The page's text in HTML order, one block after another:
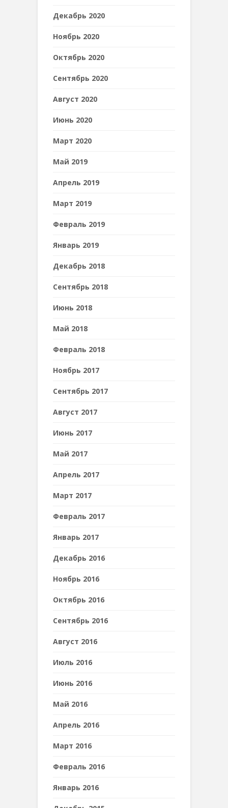
Декабрь 2020
Ноябрь 2020
Октябрь 2020
Сентябрь 2020
Август 2020
Июнь 2020
Март 2020
Май 2019
Апрель 2019
Март 2019
Февраль 2019
Январь 2019
Декабрь 2018
Сентябрь 2018
Июнь 2018
Май 2018
Февраль 2018
Ноябрь 2017
Сентябрь 2017
Август 2017
Июнь 2017
Май 2017
Апрель 2017
Март 2017
Февраль 2017
Январь 2017
Декабрь 2016
Ноябрь 2016
Октябрь 2016
Сентябрь 2016
Август 2016
Июль 2016
Июнь 2016
Май 2016
Апрель 2016
Март 2016
Февраль 2016
Январь 2016